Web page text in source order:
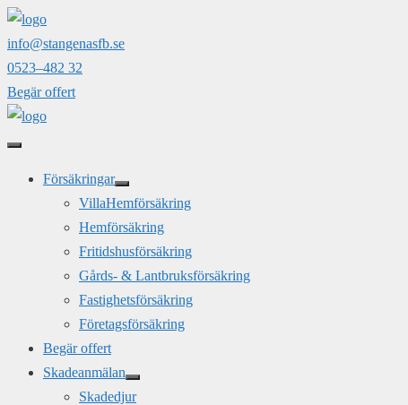
Hoppa
till
innehåll
info@stangenasfb.se
0523–482 32
Begär offert
Försäkringar
VillaHemförsäkring
Hemförsäkring
Fritidshusförsäkring
Gårds- & Lantbruksförsäkring
Fastighetsförsäkring
Företagsförsäkring
Begär offert
Skadeanmälan
Skadedjur